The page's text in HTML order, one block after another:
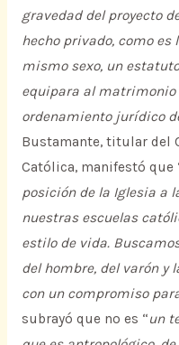
gravedad del proyecto
hecho privado, como es
mismo sexo, un
equipara al matrimonio
ordenamiento jurídico
Bustamante, titular del
Católica, manifestó que
posición de la Iglesia a
nuestras escuelas
estilo de vida.
del hombre, del varón y
con un compromiso
subrayó que no es “un